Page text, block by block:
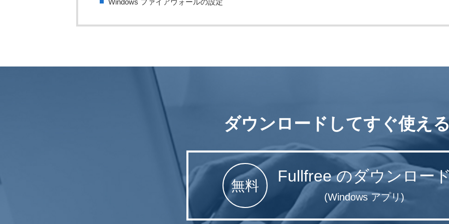
Windows ファイアウォールの設定
ダウンロードしてすぐ使え
無料
Fullfree のダウンロー
(Windows アプリ)